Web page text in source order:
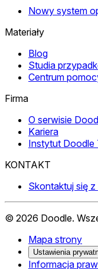
Nowy system
Materiały
Blog
Studia
Centrum
Firma
O serwisie
Kariera
Instytut Doodle
KONTAKT
Skontaktuj się
© 2026 Doodle.
Mapa strony
Ustawienia
Informacja